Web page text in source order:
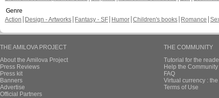
Genre
Action
Design - Artworks Fantasy - SF Humor Children's books Romance
THE AMILOVA PROJECT
About the Amilova Project
Press Reviews
Press kit
Banners
Advertise
Official Partners
THE COMMUNITY
Tutorial for the
Help the
FAQ
Virtual currency :
Terms of Use